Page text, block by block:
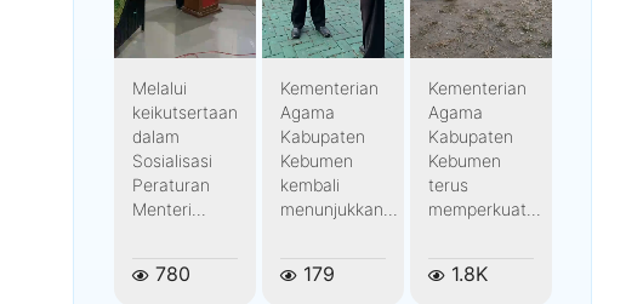
Melalui
keikutsertaan
dalam
Sosialisasi
Peraturan
Menteri...
780
Kementerian
Agama
Kabupaten
Kebumen
kembali
menunjukkan...
179
Kementerian
Agama
Kabupaten
Kebumen
terus
memperkuat...
1.8K